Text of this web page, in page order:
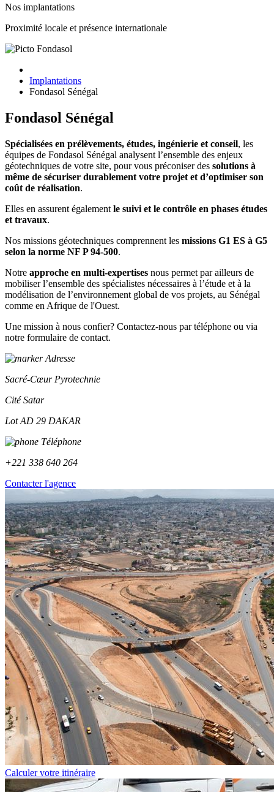
Nos implantations
Proximité locale et présence internationale
Implantations
Fondasol Sénégal
Fondasol Sénégal
Spécialisées en prélèvements, études, ingénierie et conseil, les
équipes de Fondasol Sénégal analysent l’ensemble des enjeux
géotechniques de votre site, pour vous préconiser des solutions à
même de sécuriser durablement votre projet et d’optimiser son
coût de réalisation.
Elles en assurent également le suivi et le contrôle en phases études
et travaux.
Nos missions géotechniques comprennent les missions G1 ES à G5
selon la norme NF P 94-500.
Notre approche en multi-expertises nous permet par ailleurs de
mobiliser l’ensemble des spécialistes nécessaires à l’étude et à la
modélisation de l’environnement global de vos projets, au Sénégal
comme en Afrique de l'Ouest.
Une mission à nous confier? Contactez-nous par téléphone ou via
notre formulaire de contact.
Adresse
Sacré-Cœur Pyrotechnie
Cité Satar
Lot AD 29 DAKAR
Téléphone
+221 338 640 264
Contacter l'agence
Calculer votre itinéraire